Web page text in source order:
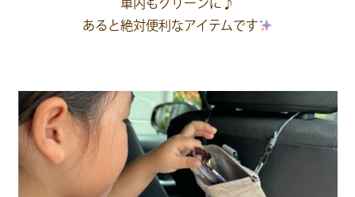
車内もクリーンに♪
あると絶対便利なアイテムです